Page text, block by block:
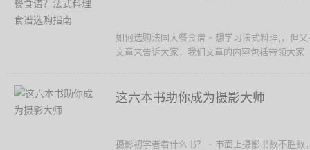
如何选购法国大餐食谱 - 想学习法式料理,，但
文章来告诉大家，我们文章的内容包括带领大
这六本书助你成为摄影大师
摄影初学者看什么书？ - 市面上摄影书数不胜